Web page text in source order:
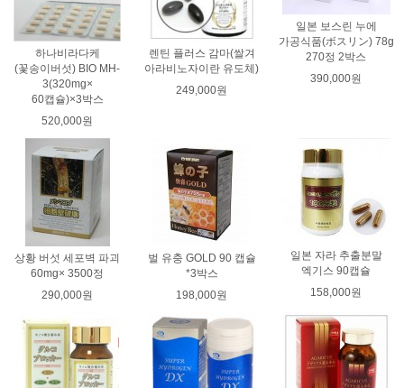
하나비라다케
(꽃송이버섯) BIO MH-
3(320mg×
60캡슐)×3박스
520,000원
렌틴 플러스 감마(쌀겨
아라비노자이란 유도체)
249,000원
일본 보스린 누에
가공식품(ボスリン) 78g
270정 2박스
390,000원
상황 버섯 세포벽 파괴
60mg× 3500정
290,000원
벌 유충 GOLD 90 캡슐
*3박스
198,000원
일본 자라 추출분말
엑기스 90캡슐
158,000원